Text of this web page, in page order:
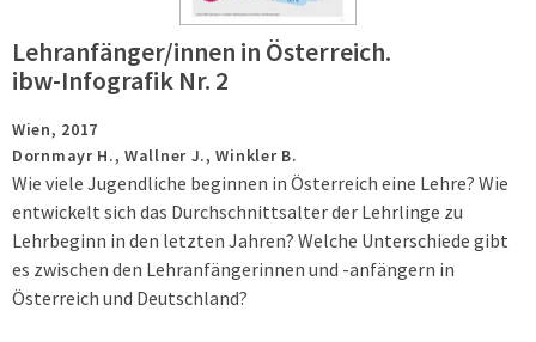
Lehranfänger/innen in Österreich.
ibw-Infografik Nr. 2
Wien, 2017
Dornmayr H., Wallner J., Winkler B.
Wie viele Jugendliche beginnen in Österreich eine Lehre? Wie
entwickelt sich das Durchschnittsalter der Lehrlinge zu
Lehrbeginn in den letzten Jahren? Welche Unterschiede gibt
es zwischen den Lehranfängerinnen und -anfängern in
Österreich und Deutschland?